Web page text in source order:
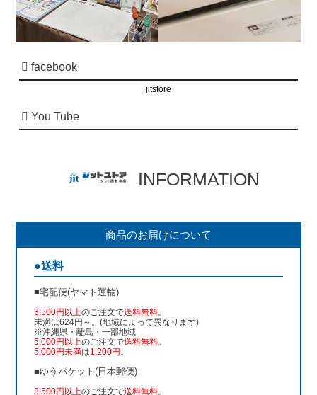
facebook
jitstore
You Tube
INFORMATION
商品のお届けについて
●送料
■宅配便(ヤマト運輸)
3,500円以上のご注文で送料無料。
未満は624円～。(地域によって異なります)
※沖縄県・離島・一部地域
5,000円以上のご注文で送料無料。
5,000円未満は1,200円 。
■ゆうパケット(日本郵便)
3,500円以上のご注文で送料無料。